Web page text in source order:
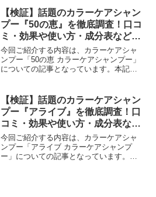
る事が出来ます。今回の記事では、実際
の検証内容や、カラーケア...
【検証】話題のカラーケアシャン
プー『50の恵』を徹底調査！口コ
ミ・効果や使い方・成分表なども
一挙紹介！
今回ご紹介する内容は、カラーケアシャ
ンプー「50の恵 カラーケアシャンプー」
についての記事となっています。本記事
が出来ます。今回の記事では実際の検証
風景や、カラーケア...
【検証】話題のカラーケアシャン
プー『アライブ』を徹底調査！口
コミ・効果や使い方・成分表など
も一挙紹介！
今回ご紹介する内容は、カラーケアシャ
ンプー「アライブ カラーケアシャンプ
ー」についての記事となっています。本